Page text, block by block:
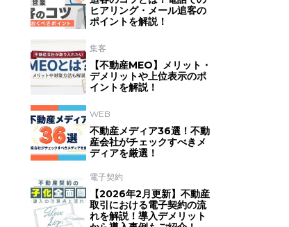
ヒアリング・メール追客の
ポイントを解説！
集客
【不動産MEO】メリット・
デメリットや上位表示のポ
イントを解説！
WEB
不動産メディア36選！不動
産会社がチェックすべきメ
ディアを厳選！
電子契約
【2026年2月更新】不動産
取引における電子契約の流
れを解説！導入デメリット